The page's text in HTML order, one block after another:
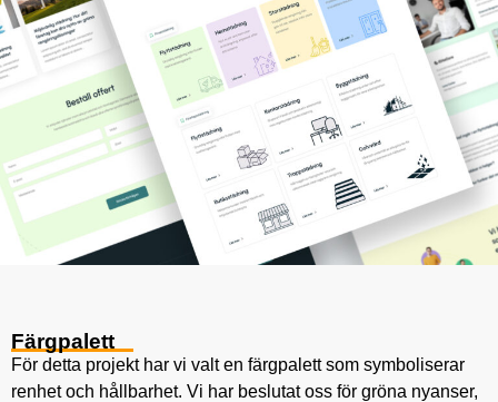
Färgpalett
För detta projekt har vi valt en färgpalett som symboliserar
renhet och hållbarhet. Vi har beslutat oss för gröna nyanser,